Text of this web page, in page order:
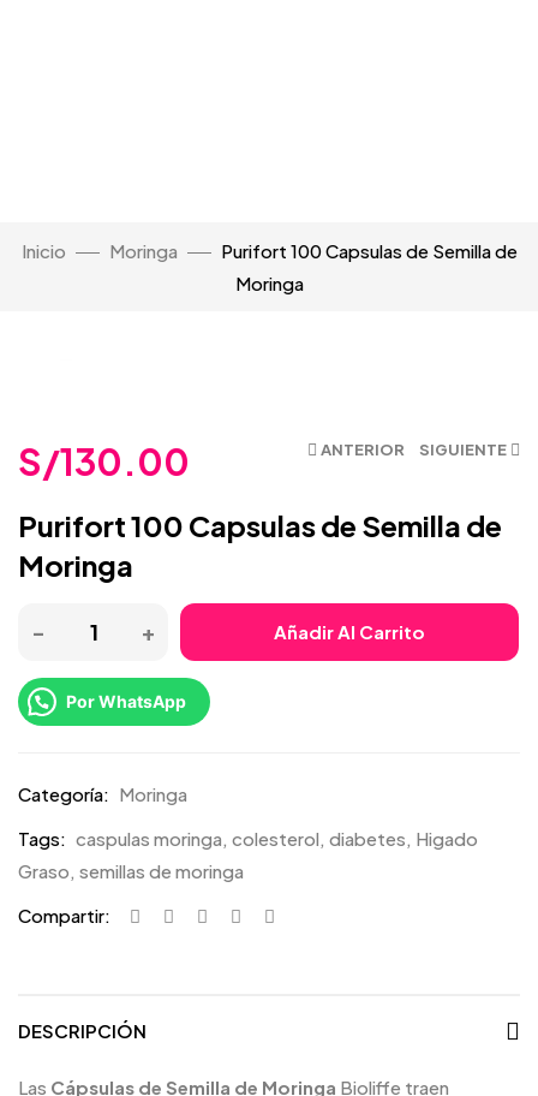
Inicio Moringa
Purifort 100 Capsulas de Semilla de
Moringa
ANTERIOR SIGUIENTE
S/130.00
Purifort 100 Capsulas de Semilla de
Moringa
Añadir Al Carrito
Por WhatsApp
Categoría: Moringa
Tags: caspulas moringa, colesterol, diabetes, Higado
Graso, semillas de moringa
Compartir:
DESCRIPCIÓN
Las Cápsulas de Semilla de Moringa Bioliffe traen